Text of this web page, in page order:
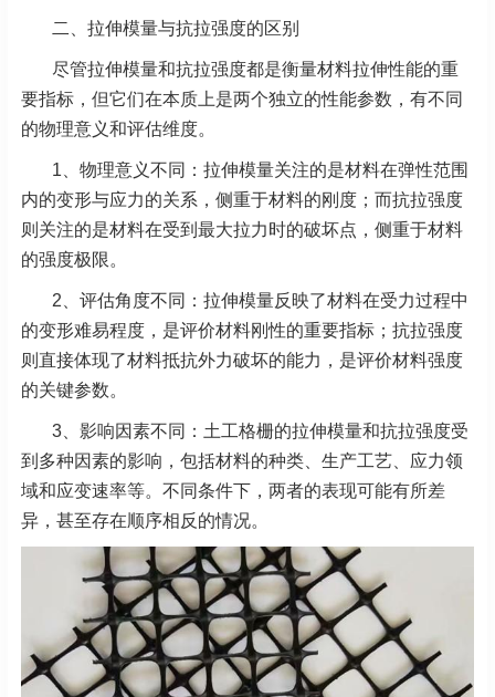
二、拉伸模量与抗拉强度的区别
尽管拉伸模量和抗拉强度都是衡量材料拉伸性能的重
要指标，但它们在本质上是两个独立的性能参数，有不同
的物理意义和评估维度。
1、物理意义不同：拉伸模量关注的是材料在弹性范围
内的变形与应力的关系，侧重于材料的刚度；而抗拉强度
则关注的是材料在受到最大拉力时的破坏点，侧重于材料
的强度极限。
2、评估角度不同：拉伸模量反映了材料在受力过程中
的变形难易程度，是评价材料刚性的重要指标；抗拉强度
则直接体现了材料抵抗外力破坏的能力，是评价材料强度
的关键参数。
3、影响因素不同：土工格栅的拉伸模量和抗拉强度受
到多种因素的影响，包括材料的种类、生产工艺、应力领
域和应变速率等。不同条件下，两者的表现可能有所差
异，甚至存在顺序相反的情况。